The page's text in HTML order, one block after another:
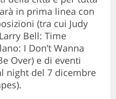
in prima linea con
(tra cui Judy
Bell: Time
I Don’t Wanna
Over) e di eventi
night del 7 dicembre